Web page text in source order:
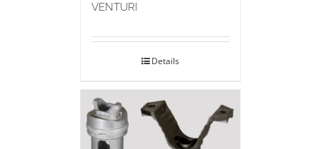
VENTURI
Details